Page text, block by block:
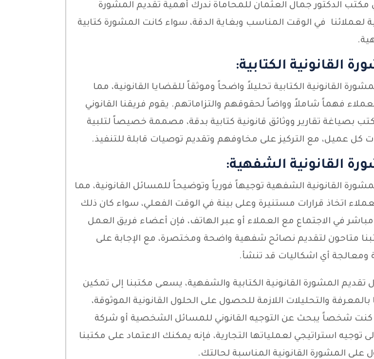
الدكتور جمال العثمان للمحاماة ندرك أهمية تقديم المشورة
لعملائنا في الوقت المناسب وبغاية الدقة، سواء كانت المشورة كتابية
القانونية الكتابية:
القانونية الكتابية تحليلاً واضحاً وموثقاً للقضايا القانونية، مما
فهماً شاملاً وواضاً لحقوقهم والتزاماتهم. يقوم فريقنا القانوني
بصياغة تقارير ووثائق قانونية كتابية بدقة، مصممة خصيصاً لتلبية
كل عميل، مع التركيز على مخاوفهم وتقديم توصيات قابلة للتنفيذ.
القانونية الشفهية:
القانونية الشفهية توجيهاً فورياً وتوضيحاً للمسائل القانونية، مما
اتخاذ قرارات مستنيرة وعلى بينة في الوقت الفعلي، سواء كان ذلك
في الاجتماع مع العملاء أو عبر الهاتف، فإن أعضاء فريق العمل
متاحون لتقديم نصائح شفهية واضحة ومختصرة، مع الإجابة على
ومعالجة أي اشكاليات قد تنشأ.
تقديم المشورة القانونية الكتابية والشفهية، يسعى مكتبنا إلى تمكين
بالمعرفة والتحليلات اللازمة للحصول على الحلول القانونية الموثوقة،
شخصاً يبحث عن التوجيه القانوني للمسائل الشخصية أو شركة
توجيه استراتيجي لعملياتها التجارية، فإنه يمكنك الاعتماد على مكتبنا
على المشورة القانونية المناسبة لحالتك.